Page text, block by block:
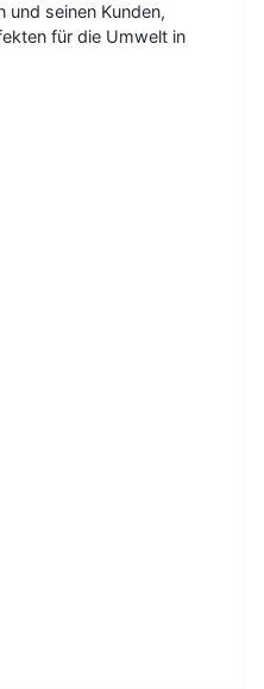
seinen Kunden,
für die Umwelt in